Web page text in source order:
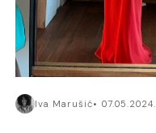
Iva Marušić 07.05.2024.